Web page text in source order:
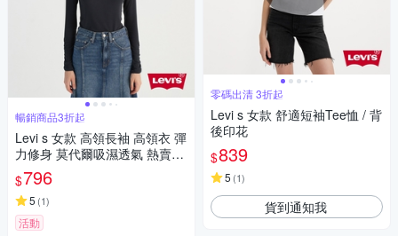
暢銷商品3折起
Levi s 女款 高領長袖 高領衣 彈
力修身 莫代爾吸濕透氣 熱賣單
品
$796
5 (1)
活動
零碼出清 3折起
Levi s 女款 舒適短袖Tee恤 / 背
後印花
$839
5 (1)
貨到通知我